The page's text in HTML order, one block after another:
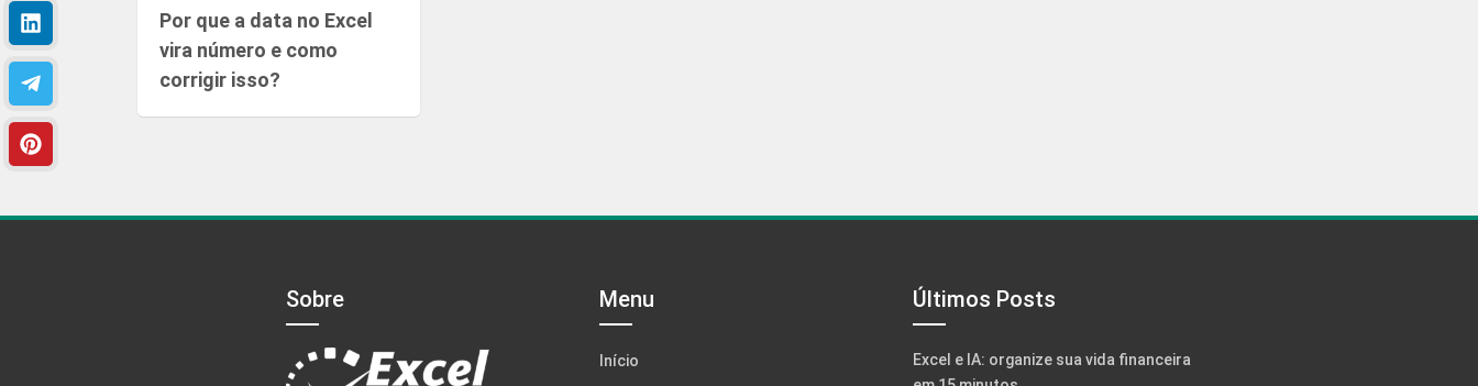
Por que a data no Excel
vira número e como
corrigir isso?
Sobre Menu
Início
Últimos Posts
Excel e IA: organize sua vida financeira